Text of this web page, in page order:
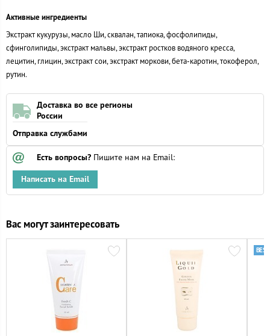
Активные ингредиенты
Экстракт кукурузы, масло Ши, сквалан, тапиока, фосфолипиды,
сфинголипиды, экстракт мальвы, экстракт ростков водяного кресса,
лецитин, глицин, экстракт сои, экстракт моркови, бета-каротин, токоферол,
рутин.
Доставка во все регионы
России
Отправка службами
Есть вопросы? Пишите нам на Email:
Написать на Email
Вас могут заинтересовать